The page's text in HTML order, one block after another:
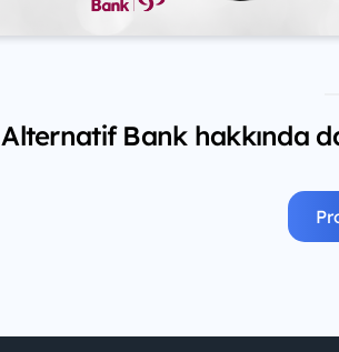
Alternatif Bank hakkında